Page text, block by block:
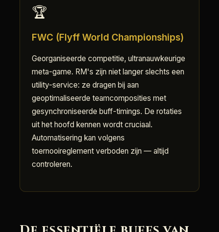
🏆
FWC (Flyff World Championships)
Georganiseerde competitie, ultranauwkeurige
meta-game. RM's zijn niet langer slechts een
utility-service: ze dragen bij aan
geoptimaliseerde teamcomposities met
gesynchroniseerde buff-timings. De rotaties
uit het hoofd kennen wordt cruciaal.
Automatisering kan volgens
toernooireglement verboden zijn — altijd
controleren.